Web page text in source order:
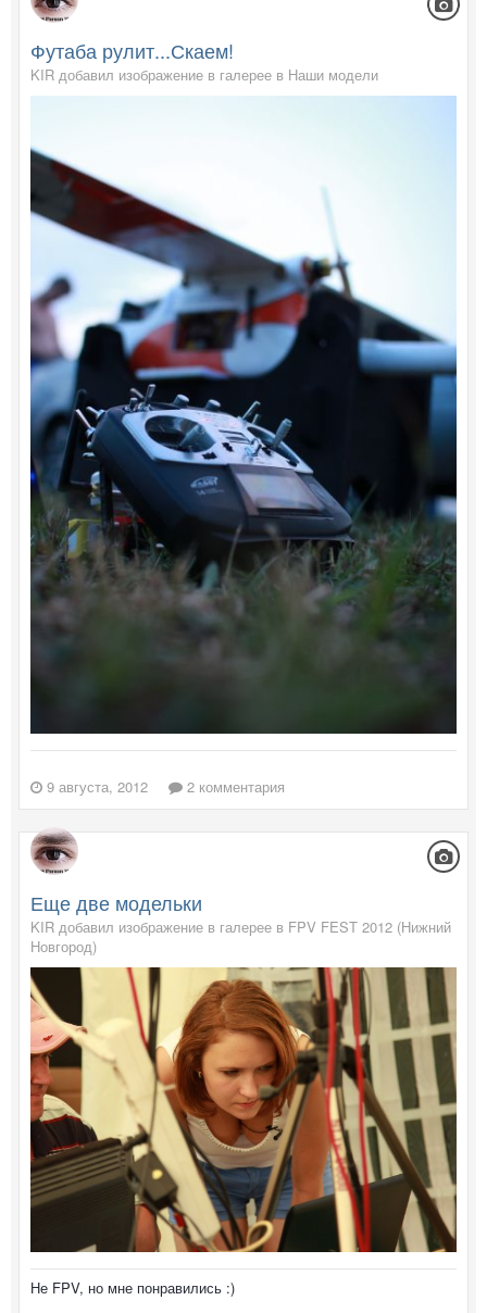
Футаба рулит...Скаем!
KIR добавил изображение в галерее в Наши модели
9 августа, 2012 2 комментария
Еще две модельки
KIR добавил изображение в галерее в FPV FEST 2012 (Нижний
Новгород)
Не FPV, но мне понравились :)